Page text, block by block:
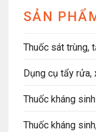
SẢN
Thuốc sát trùng,
Dụng cụ tẩy
Thuốc kháng
Thuốc kháng